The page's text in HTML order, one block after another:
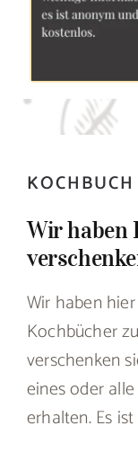
KOCHBUCH
Wir haben
Wir haben
Kochbücher
verschenken
eines oder
erhalten. Es